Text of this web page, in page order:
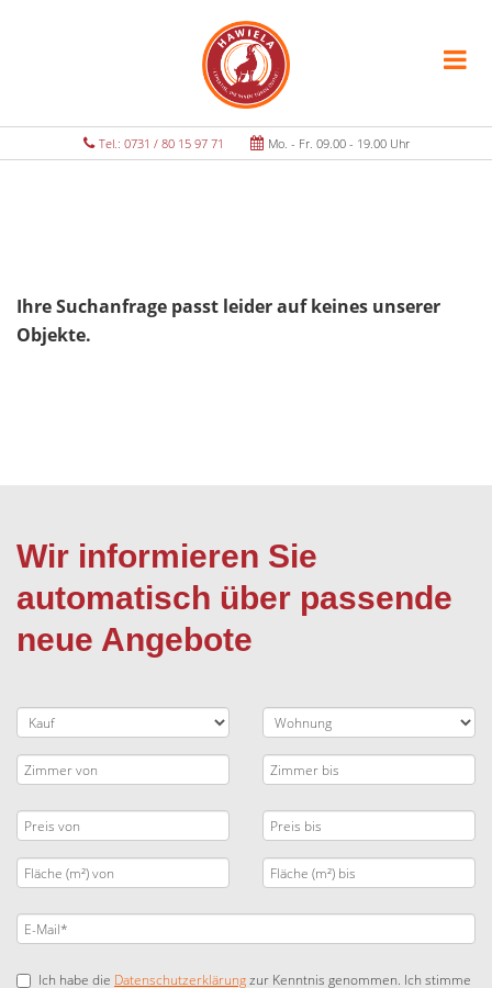
Tel.: 0731 / 80 15 97 71 Mo. - Fr. 09.00 - 19.00 Uhr
Ihre Suchanfrage passt leider auf keines unserer
Objekte.
Wir informieren Sie
automatisch über passende
neue Angebote
Ich habe die Datenschutzerklärungzur Kenntnis genommen. Ich stimme